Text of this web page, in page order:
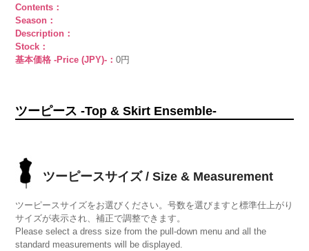
Contents：
Season：
Description：
Stock：
基本価格 -Price (JPY)-：0円
ツーピース -Top & Skirt Ensemble-
ツーピースサイズ / Size & Measurement
ツーピースサイズをお選びください。号数を選びますと標準仕上がり
サイズが表示され、補正で調整できます。
Please select a dress size from the pull-down menu and all the
standard measurements will be displayed.